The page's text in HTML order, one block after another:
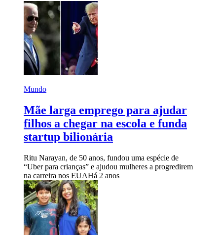
Mundo
Mãe larga emprego para ajudar
filhos a chegar na escola e funda
startup bilionária
Ritu Narayan, de 50 anos, fundou uma espécie de
“Uber para crianças” e ajudou mulheres a progredirem
na carreira nos EUAHá 2 anos